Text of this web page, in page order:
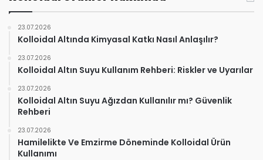
23.07.2026
Kolloidal Altında Kimyasal Katkı Nasıl Anlaşılır?
23.07.2026
Kolloidal Altın Suyu Kullanım Rehberi: Riskler ve Uyarılar
23.07.2026
Kolloidal Altın Suyu Ağızdan Kullanılır mı? Güvenlik
Rehberi
23.07.2026
Hamilelikte Ve Emzirme Döneminde Kolloidal Ürün
Kullanımı